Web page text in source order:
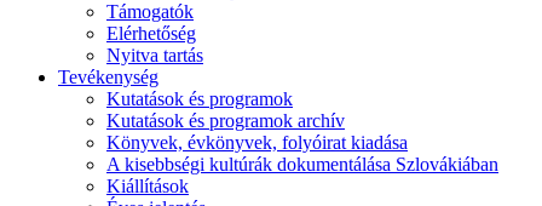
Támogatók
Elérhetőség
Nyitva tartás
Tevékenység
Kutatások és programok
Kutatások és programok archív
Könyvek, évkönyvek, folyóirat kiadása
A kisebbségi kultúrák dokumentálása Szlovákiában
Kiállítások